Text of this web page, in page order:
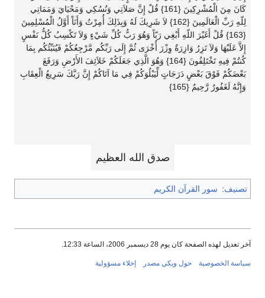
صدق الله العظيم
تصنيف: سور القرآن الكريم
آخر تعديل لهذه الصفحة كان يوم 28 ديسمبر 2006، الساعة 12:33.
سياسة الخصوصية حول ويكي مصدر إخلاء مسؤولية